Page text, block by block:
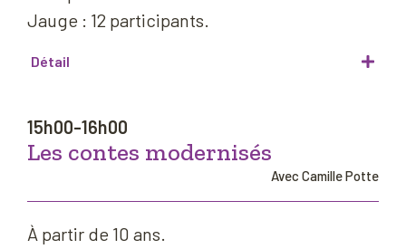
Jauge : 12 participants.
Détail
15h00-16h00
Les contes modernisés
Avec Camille Potte
À partir de 10 ans.